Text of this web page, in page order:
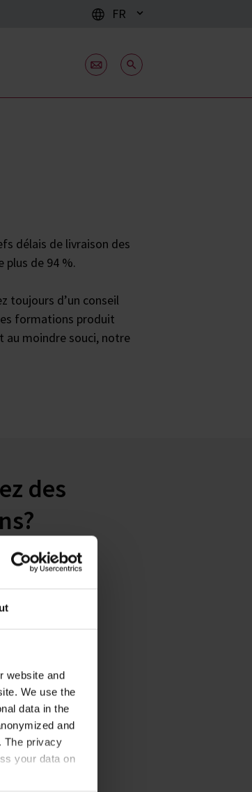
website and
We use the
data in the
and
The privacy
your data on
FR
délais de livraison des
plus de 94 %.
toujours d’un conseil
formations produit
au moindre souci, notre
des